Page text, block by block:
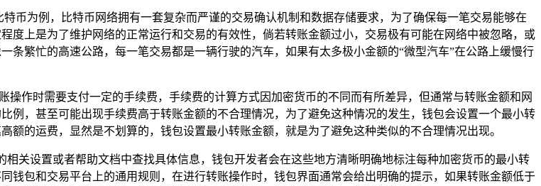
币为例，比特币网络拥有一套复杂而严谨的交易确认机制和数据存储要求，为了确保每一笔交易能够在
度上是为了维护网络的正常运行和交易的有效性，倘若转账金额过小，交易极有可能在网络中被忽略，或
繁忙的高速公路，每一笔交易都是一辆行驶的汽车，如果有太多极小金额的“微型汽车”在公路上缓慢行
操作时需要支付一定的手续费，手续费的计算方式因加密货币的不同而有所差异，但通常与转账金额和网
例，甚至可能出现手续费高于转账金额的不合理情况，为了避免这种情况的发生，钱包会设置一个最小转
的运费，显然是不划算的，钱包设置最小转账金额，就是为了避免这种类似的不合理情况出现。
关设置或者帮助文档中查找具体信息，钱包开发者会在这些地方清晰明确地标注每种加密货币的最小转
钱包和交易平台上的通用规则，在进行转账操作时，钱包界面通常会给出明确的提示，如果转账金额低于